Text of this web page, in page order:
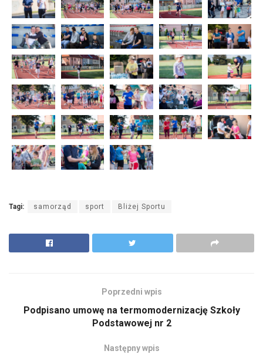
Tagi: samorząd sport Bliżej Sportu
Poprzedni wpis
Podpisano umowę na termomodernizację Szkoły
Podstawowej nr 2
Następny wpis